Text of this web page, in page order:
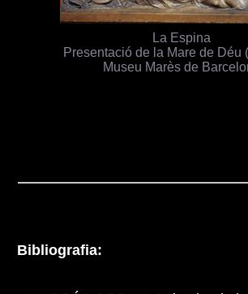
La Espina
Presentació de la Mare de Déu
Museu Marès de
Bibliografia: